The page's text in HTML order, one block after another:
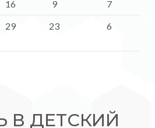
16 9
7
29 23 6
В ДЕТСКИЙ